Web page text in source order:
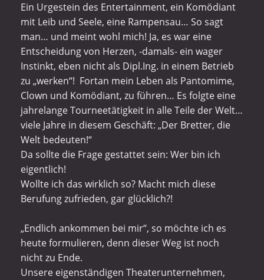
Ein Urgestein des Entertainment, ein Komödiant
mit Leib und Seele, eine Rampensau… So sagt
man… und meint wohl mich! Ja, es war eine
Entscheidung von Herzen, -damals- ein wager
Instinkt, eben nicht als Dipl.Ing. in einem Betrieb
zu „werken“! Fortan mein Leben als Pantomime,
Clown und Komödiant, zu führen… Es folgte eine
jahrelange Tourneetätigkeit in alle Teile der Welt…
viele Jahre in diesem Geschäft: „Der Bretter, die
Welt bedeuten!“
Da sollte die Frage gestattet sein: Wer bin ich
eigentlich!
Wollte ich das wirklich so? Macht mich diese
Berufung zufrieden, gar glücklich?!
„Endlich ankommen bei mir“, so möchte ich es
heute formulieren, denn dieser Weg ist noch
nicht zu Ende.
Unsere eigenständigen Theaterunternehmen,